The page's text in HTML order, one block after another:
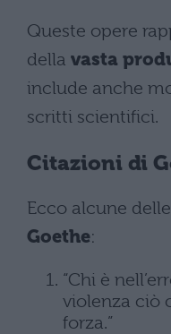
Queste opere
della vasta
include anche
scritti scientifici.
Citazioni di
Ecco alcune
Goethe:
“Chi è
violenza ciò
forza.”